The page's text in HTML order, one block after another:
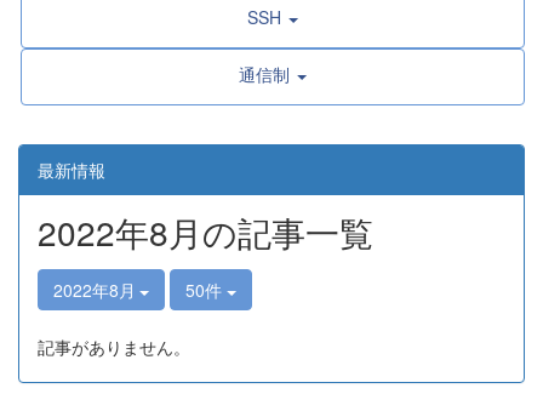
SSH
通信制
最新情報
2022年8月の記事一覧
2022年8月 50件
記事がありません。